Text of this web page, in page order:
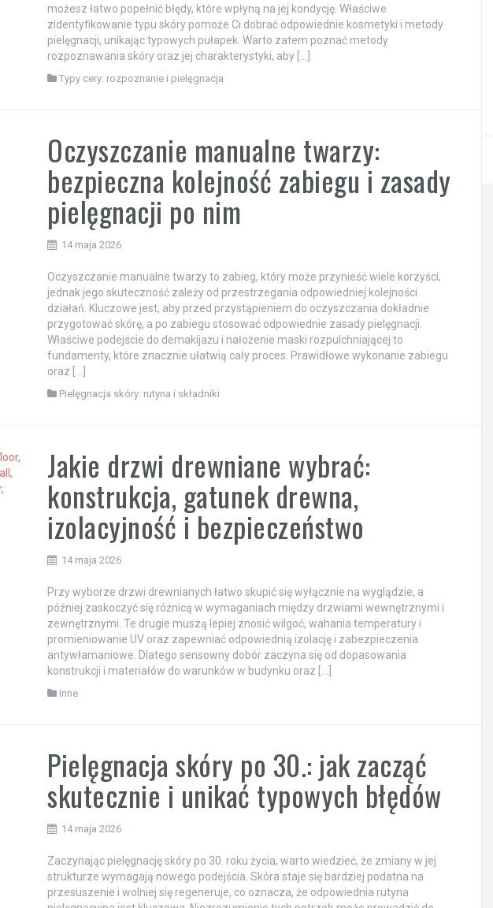
możesz łatwo popełnić błędy, które wpłyną na jej kondycję. Właściwe
zidentyfikowanie typu skóry pomoże Ci dobrać odpowiednie kosmetyki i metody
pielęgnacji, unikając typowych pułapek. Warto zatem poznać metody
rozpoznawania skóry oraz jej charakterystyki, aby […]
Typy cery: rozpoznanie i pielęgnacja
Oczyszczanie manualne twarzy:
bezpieczna kolejność zabiegu i zasady
pielęgnacji po nim
14 maja 2026
Oczyszczanie manualne twarzy to zabieg, który może przynieść wiele korzyści,
jednak jego skuteczność zależy od przestrzegania odpowiedniej kolejności
działań. Kluczowe jest, aby przed przystąpieniem do oczyszczania dokładnie
przygotować skórę, a po zabiegu stosować odpowiednie zasady pielęgnacji.
Właściwe podejście do demakijażu i nałożenie maski rozpulchniającej to
fundamenty, które znacznie ułatwią cały proces. Prawidłowe wykonanie zabiegu
oraz […]
Pielęgnacja skóry: rutyna i składniki
Jakie drzwi drewniane wybrać:
konstrukcja, gatunek drewna,
izolacyjność i bezpieczeństwo
14 maja 2026
Przy wyborze drzwi drewnianych łatwo skupić się wyłącznie na wyglądzie, a
później zaskoczyć się różnicą w wymaganiach między drzwiami wewnętrznymi i
zewnętrznymi. Te drugie muszą lepiej znosić wilgoć, wahania temperatury i
promieniowanie UV oraz zapewniać odpowiednią izolację i zabezpieczenia
antywłamaniowe. Dlatego sensowny dobór zaczyna się od dopasowania
konstrukcji i materiałów do warunków w budynku oraz […]
Inne
Pielęgnacja skóry po 30.: jak zacząć
skutecznie i unikać typowych błędów
14 maja 2026
Zaczynając pielęgnację skóry po 30. roku życia, warto wiedzieć, że zmiany w jej
strukturze wymagają nowego podejścia. Skóra staje się bardziej podatna na
przesuszenie i wolniej się regeneruje, co oznacza, że odpowiednia rutyna